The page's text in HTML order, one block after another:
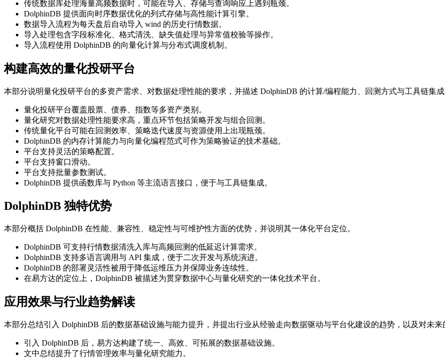
传统数据库处理海量高频数据时，可能在导入、存储与查询响应上遇到瓶颈。
DolphinDB 提供面向时序数据优化的列式存储与高性能计算引擎。
数据导入流程为每天盘后自动导入 wind 的历史行情数据。
导入处理包含字段标准化、格式清洗、缺失值处理与异常值校验等操作。
导入流程使用 DolphinDB 的向量化计算与分布式调度机制。
构建高效的量化投研平台
本部分说明量化投研平台的多资产需求、对数据处理性能的要求，并描述 DolphinDB 的计算/编程能力、回测方式与工具链集成
量化投研平台覆盖股票、债券、指数等多资产类别。
量化研究对数据处理性能要求高，重点环节包括策略开发与组合回测。
传统量化平台可能在回测效率、策略迭代速度与资源使用上出现瓶颈。
DolphinDB 的内存计算能力与向量化编程范式可作为策略验证的技术基础。
平台支持灵活的策略配置。
平台支持窗口滑动。
平台支持批量参数测试。
DolphinDB 提供函数库与 Python 等主流语言接口，便于与工具链集成。
DolphinDB 独特优势
本部分概括 DolphinDB 在性能、兼容性、稳定性与可维护性方面的优势，并说明其一体化平台定位。
DolphinDB 可支持行情数据清洗入库与高频回测的低延迟计算需求。
DolphinDB 支持多语言调用与 API 集成，便于二次开发与系统演进。
DolphinDB 的部署灵活性被用于降低运维压力并保障业务连续性。
在易方达的定位上，DolphinDB 被描述为贯穿数据中心与量化研究的一体化技术平台。
应用效果与行业趋势解读
本部分总结引入 DolphinDB 后的数据基础设施与能力提升，并提出行业从经验走向数据驱动与平台化建设的趋势，以及对未来
引入 DolphinDB 后，易方达构建了统一、高效、可拓展的数据基础设施。
文中总结提升了行情管理效率与量化研究能力。